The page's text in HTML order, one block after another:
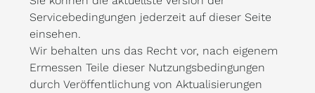
Servicebedingungen jederzeit auf dieser Seite
einsehen.
Wir behalten uns das Recht vor, nach eigenem
Ermessen Teile dieser Nutzungsbedingungen
durch Veröffentlichung von Aktualisierungen